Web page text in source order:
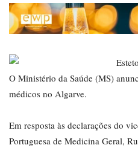
O Ministério da Saúde (MS)
médicos no Algarve.
Em resposta às declarações do
Portuguesa de Medicina Geral,